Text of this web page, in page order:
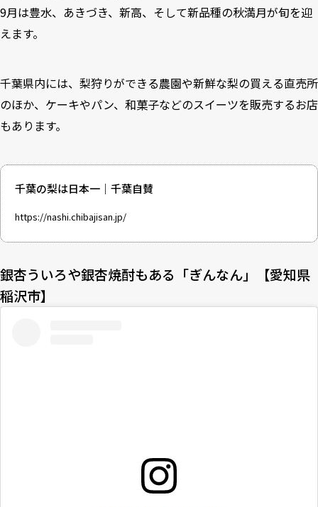
9月は豊水、あきづき、新高、そして新品種の秋満月が旬を迎
えます。
千葉県内には、梨狩りができる農園や新鮮な梨の買える直売所
のほか、ケーキやパン、和菓子などのスイーツを販売するお店
もあります。
千葉の梨は日本一｜千葉自賛
https://nashi.chibajisan.jp/
銀杏ういろや銀杏焼酎もある「ぎんなん」【愛知県
稲沢市】